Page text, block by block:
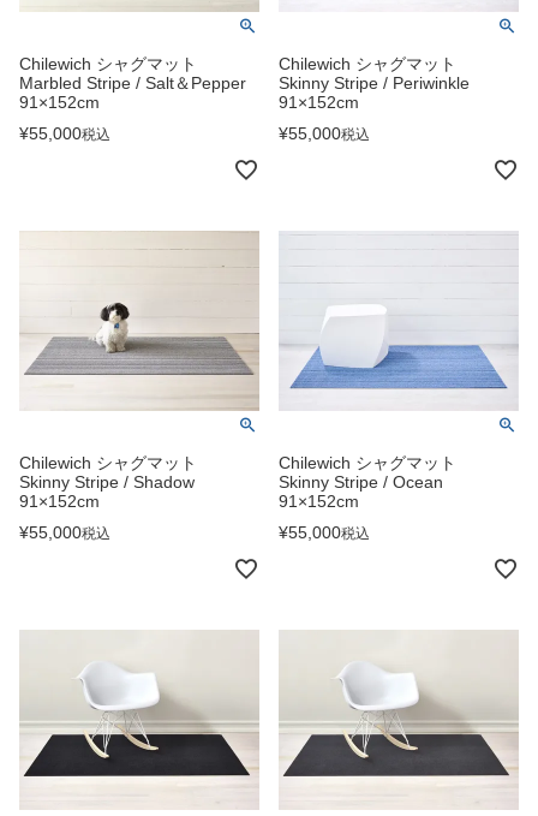
Chilewich シャグマット
Marbled Stripe / Salt＆Pepper
91×152cm
¥55,000税込
Chilewich シャグマット
Skinny Stripe / Periwinkle
91×152cm
¥55,000税込
Chilewich シャグマット
Skinny Stripe / Shadow
91×152cm
¥55,000税込
Chilewich シャグマット
Skinny Stripe / Ocean
91×152cm
¥55,000税込